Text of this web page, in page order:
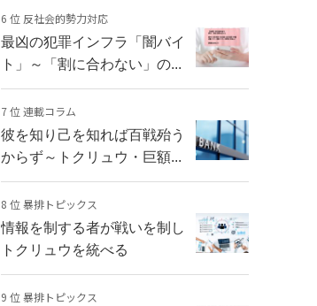
6 位 反社会的勢力対応
最凶の犯罪インフラ「闇バイ
ト」～「割に合わない」の...
7 位 連載コラム
彼を知り己を知れば百戦殆う
からず～トクリュウ・巨額...
8 位 暴排トピックス
情報を制する者が戦いを制し
トクリュウを統べる
9 位 暴排トピックス